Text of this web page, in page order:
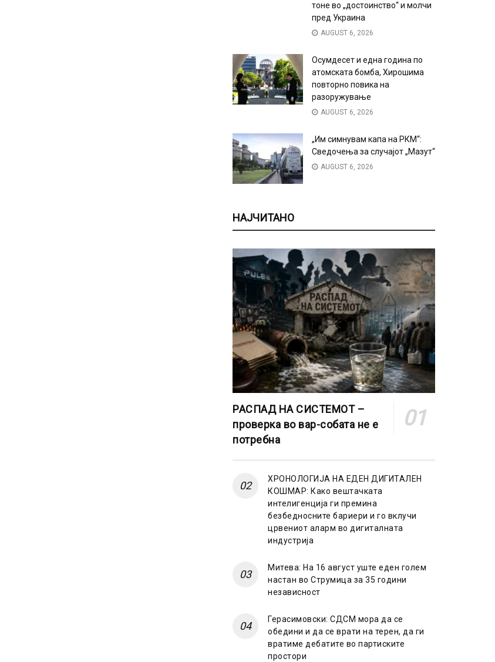
тоне во „достоинство“ и молчи
пред Украина
AUGUST 6, 2026
Осумдесет и една година по
атомската бомба, Хирошима
повторно повика на
разоружување
AUGUST 6, 2026
„Им симнувам капа на РКМ“:
Сведочења за случајот „Мазут“
AUGUST 6, 2026
НАЈЧИТАНО
РАСПАД НА СИСТЕМОТ –
проверка во вар-собата не е
потребна
ХРОНОЛОГИЈА НА ЕДЕН ДИГИТАЛЕН
КОШМАР: Како вештачката
интелигенција ги премина
безбедносните бариери и го вклучи
црвениот аларм во дигиталната
индустрија
Митева: На 16 август уште еден голем
настан во Струмица за 35 години
независност
Герасимовски: СДСМ мора да се
обедини и да се врати на терен, да ги
вратиме дебатите во партиските
простори